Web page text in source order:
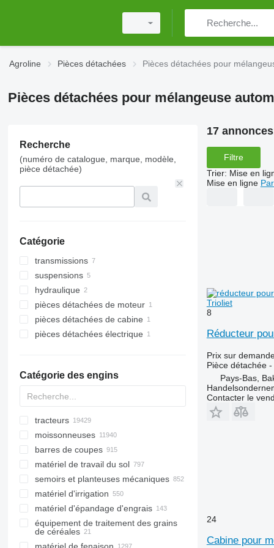
Agroline Pièces détachées Pièces détachées pour
Pièces détachées pour mélangeuse
Recherche
(numéro de catalogue, marque, modèle,
pièce détachée)
Catégorie
transmissions
prises de force
réducteurs
boîtes de vitesses
arbres de transmission
autres pièces détachées de
suspensions
essieux
hydraulique
distributeurs hydrauliques
vérins hydrauliques
pièces détachées de moteur
boîtier du filtre à huile
pièces détachées de cabine
cabines
pièces détachées électrique
Catégorie des engins
tracteurs
mini-tracteurs
tracteurs à chenilles
tracteurs à roues
moissonneuses
récolteuses de coton
arracheuses de betteraves
moissonneuses-batteuses
ensileuses
récolteuses à maïs
arracheuses de carottes
ensileuses tractées
barres de coupes
barres de coupe à céréales
cueilleurs rotatifs
cueilleurs à maïs
cueilleurs à tournesol
scies à colza
matériel de travail du sol
herses
sous-soleuses
ramasseuses de pierres
retourneurs de compost
rouleaux agricoles
semoirs et planteuses mécaniques
planteuses
matériel d'irrigation
machines d'arrosage
matériel d'épandage d'engrais
épandeurs à fumier
distributeurs d'engrais
équipement de traitement des grains
de céréales
17
Filtre
Trier: Mise en
Mise en ligne
Trioliet
8
Réducteur
Prix sur
Pièce détachée
Pays-Bas,
Contacter le
24
Cabine pour